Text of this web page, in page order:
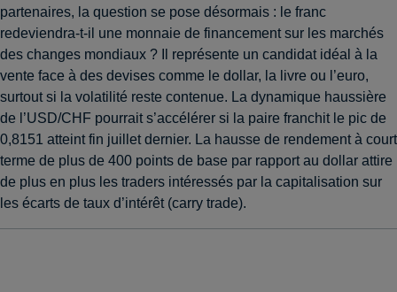
partenaires, la question se pose désormais : le franc
redeviendra-t-il une monnaie de financement sur les marchés
des changes mondiaux ? Il représente un candidat idéal à la
vente face à des devises comme le dollar, la livre ou l’euro,
surtout si la volatilité reste contenue. La dynamique haussière
de l’USD/CHF pourrait s’accélérer si la paire franchit le pic de
0,8151 atteint fin juillet dernier. La hausse de rendement à court
terme de plus de 400 points de base par rapport au dollar attire
de plus en plus les traders intéressés par la capitalisation sur
les écarts de taux d’intérêt (carry trade).